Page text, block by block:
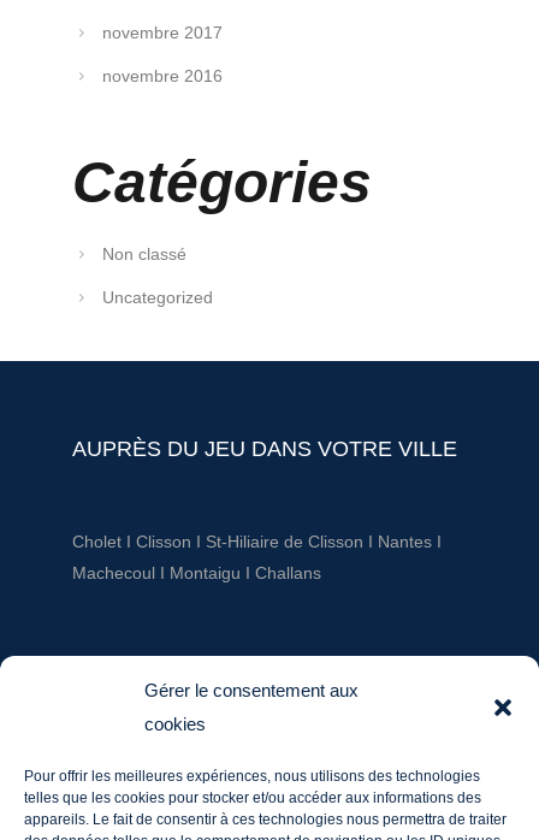
Gérer le consentement aux
cookies
Pour offrir les meilleures expériences, nous utilisons des technologies
telles que les cookies pour stocker et/ou accéder aux informations des
appareils. Le fait de consentir à ces technologies nous permettra de traiter
novembre 2017
novembre 2016
Catégories
Non classé
Uncategorized
AUPRÈS DU JEU DANS VOTRE VILLE
CholetI Clisson I St-Hiliaire de Clisson I NantesI
Machecoul I Montaigu I Challans
AUPRÈS DU JEU
Tél. : 06 20 60 03 36
Mentions légales